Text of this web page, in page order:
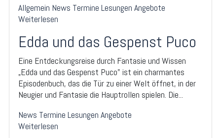
Allgemein News Termine Lesungen Angebote
Weiterlesen
Edda und das Gespenst Puco
Eine Entdeckungsreise durch Fantasie und Wissen
„Edda und das Gespenst Puco" ist ein charmantes
Episodenbuch, das die Tür zu einer Welt öffnet, in der
Neugier und Fantasie die Hauptrollen spielen. Die...
News Termine Lesungen Angebote
Weiterlesen